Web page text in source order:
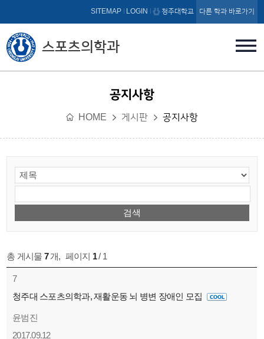
본문 바로가기
스포츠의학과
SITEMAP LOGIN 청주대학교 다른 학과 바로가기
공지사항
HOME 게시판 공지사항
총 게시물 7개, 페이지 1/ 1
7
청주대 스포츠의학과, 재활운동 뇌 병변 장애인 모집
윤범진
2017.09.12